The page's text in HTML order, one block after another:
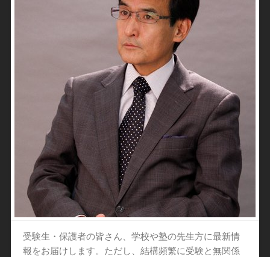
受験生・保護者の皆さん、学校や塾の先生方に最新情
報をお届けします。ただし、結構頻繁に受験と無関係